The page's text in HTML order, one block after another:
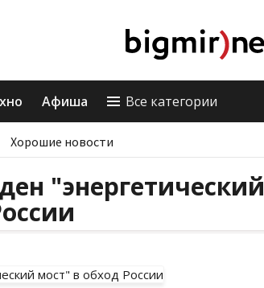
Афиша Все категории
Хорошие новости
"энергетический